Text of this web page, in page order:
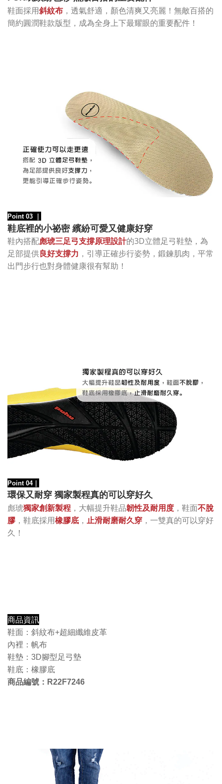
鞋面採用斜紋布 ，透氣舒適，顏色清爽又亮麗 ！無敵百搭的
簡約圓潤鞋款版型，成為全身上下最耀眼的重要配件！
Point 03
鞋底裡的小祕密 繽紛可愛又健康好穿
鞋內搭配彪琥三足弓支撐原理設計的3D立體足弓鞋墊，為
足部提供良好支撐力 ，引導正確步行姿勢，鍛鍊肌肉，平常
出門步行也對身體健康很有幫助！
Point 04｜
環保又耐穿 獨家製程真的可以穿好久
彪琥獨家創新製程 ，大幅提升鞋品韌性及耐用度 ，鞋面不脫
膠， 鞋底採用橡膠底 ， 止滑耐磨耐久穿 ，一雙真的可以穿好
久！
商品資訊
鞋面：斜紋布+超細纖維皮革
內裡：帆布
鞋墊：3D腳型足弓墊
鞋底：橡膠底
商品編號： R22F7246